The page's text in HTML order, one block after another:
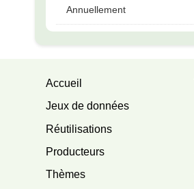
Annuellement
Accueil
Jeux de données
Réutilisations
Producteurs
Thèmes